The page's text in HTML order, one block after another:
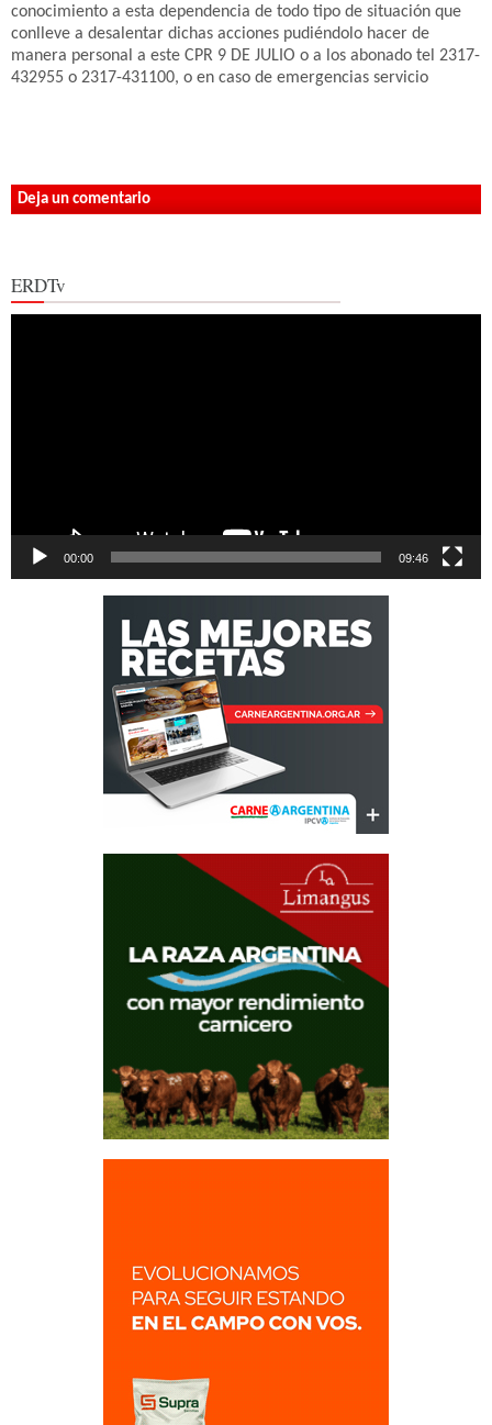
conocimiento a esta dependencia de todo tipo de situación que
conlleve a desalentar dichas acciones pudiéndolo hacer de
manera personal a este CPR 9 DE JULIO o a los abonado tel 2317-
432955 o 2317-431100, o en caso de emergencias servicio
Deja un comentario
ERDTv
00:00 09:46